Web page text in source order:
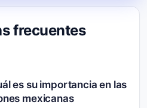
frecuentes
es su importancia en las
mexicanas